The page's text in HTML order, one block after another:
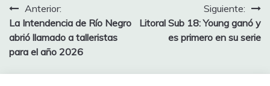
Navegación
de
entradas
Anterior:
La Intendencia de Río Negro
abrió llamado a talleristas
para el año 2026
Siguiente:
Litoral Sub 18: Young ganó y
es primero en su serie